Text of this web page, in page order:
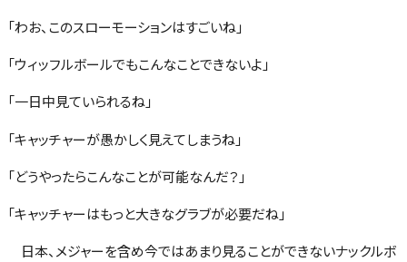
「わお、このスローモーションはすごいね」
「ウィッフルボールでもこんなことできないよ」
「一日中見ていられるね」
「キャッチャーが愚かしく見えてしまうね」
「どうやったらこんなことが可能なんだ？」
「キャッチャーはもっと大きなグラブが必要だね」
日本、メジャーを含め今ではあまり見ることができないナックルボ